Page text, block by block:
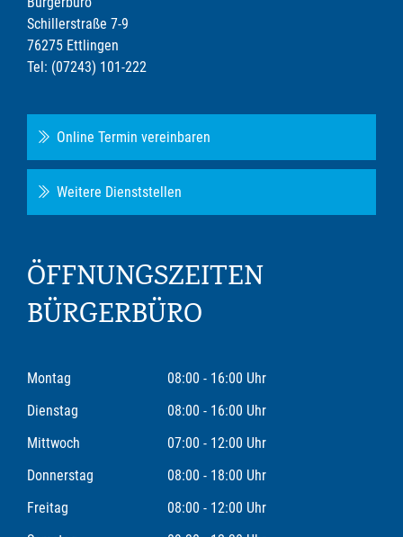
Schillerstraße 7-9
76275 Ettlingen
Tel: (07243) 101-222
Online Termin vereinbaren
Weitere Dienststellen
ÖFFNUNGSZEITEN
BÜRGERBÜRO
Montag
08:00 - 16:00 Uhr
Dienstag
08:00 - 16:00 Uhr
Mittwoch
07:00 - 12:00 Uhr
Donnerstag
08:00 - 18:00 Uhr
Freitag
08:00 - 12:00 Uhr